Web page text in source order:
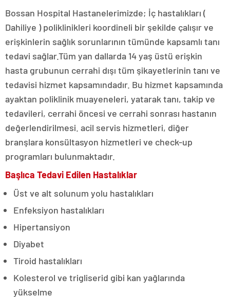
Bossan Hospital Hastanelerimizde; İç hastalıkları (
Dahiliye ) poliklinikleri koordineli bir şekilde çalışır ve
erişkinlerin sağlık sorunlarının tümünde kapsamlı tanı
tedavi sağlar.Tüm yan dallarda 14 yaş üstü erişkin
hasta grubunun cerrahi dışı tüm şikayetlerinin tanı ve
tedavisi hizmet kapsamındadır. Bu hizmet kapsamında
ayaktan poliklinik muayeneleri, yatarak tanı, takip ve
tedavileri, cerrahi öncesi ve cerrahi sonrası hastanın
değerlendirilmesi. acil servis hizmetleri, diğer
branşlara konsültasyon hizmetleri ve check-up
programları bulunmaktadır.
Başlıca Tedavi Edilen Hastalıklar
Üst ve alt solunum yolu hastalıkları
Enfeksiyon hastalıkları
Hipertansiyon
Diyabet
Tiroid hastalıkları
Kolesterol ve trigliserid gibi kan yağlarında
yükselme